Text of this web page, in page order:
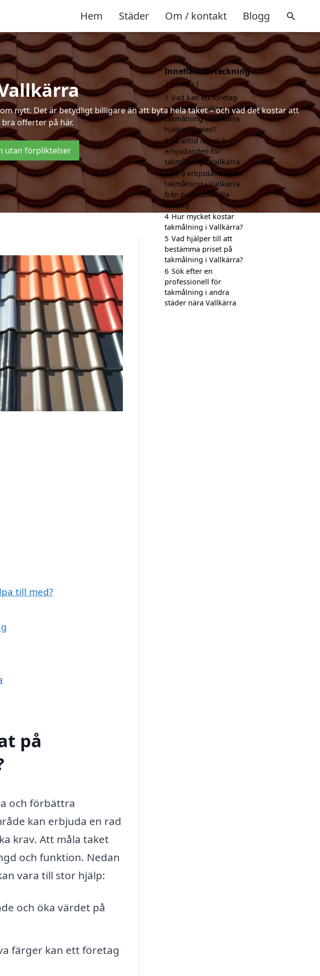
Hem Städer Om / kontakt Blogg
nytt. Det är betydligt billigare än att byta hela taket – och vad det kostar att
offerter på här.
utan förpliktelser
till med?
på
och förbättra
kan erbjuda en rad
krav. Att måla taket
och funktion. Nedan
vara till stor hjälp:
och öka värdet på
färger kan ett företag
Innehållsförteckning
gömma
1 Vad kan ett företag
som är specialiserat på
takmålning i Vallkärra
hjälpa till med?
2 Få alltid minst 3
erbjudanden för
takmålning i Vallkärra
3 Få 3 erbjudanden för
takmålning i Vallkärra
från professionella
företag
4 Hur mycket kostar
takmålning i Vallkärra?
5 Vad hjälper till att
bestämma priset på
takmålning i Vallkärra?
6 Sök efter en
professionell för
takmålning i andra
städer nära Vallkärra